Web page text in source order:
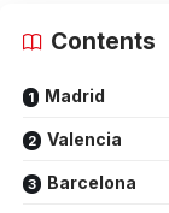
Contents
Madrid
Valencia
Barcelona